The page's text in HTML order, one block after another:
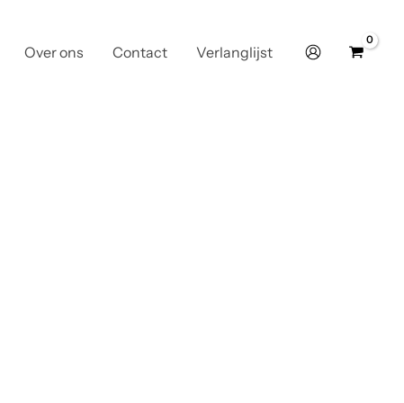
Over ons Contact Verlanglijst